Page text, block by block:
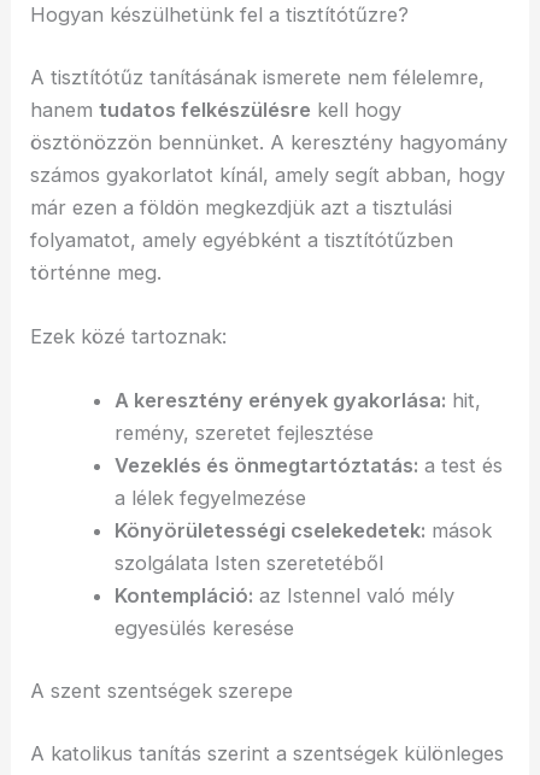
Hogyan készülhetünk fel a tisztítótűzre?
A tisztítótűz tanításának ismerete nem félelemre,
hanemtudatos felkészülésre kell hogy
ösztönözzön bennünket. A keresztény hagyomány
számos gyakorlatot kínál, amely segít abban, hogy
már ezen a földön megkezdjük azt a tisztulási
folyamatot, amely egyébként a tisztítótűzben
történne meg.
Ezek közé tartoznak:
A keresztény erények gyakorlása: hit,
remény, szeretet fejlesztése
Vezeklés és önmegtartóztatás: a test és
a lélek fegyelmezése
Könyörületességi cselekedetek: mások
szolgálata Isten szeretetéből
Kontempláció: az Istennel való mély
egyesülés keresése
A szent szentségek szerepe
A katolikus tanítás szerint a szentségek különleges